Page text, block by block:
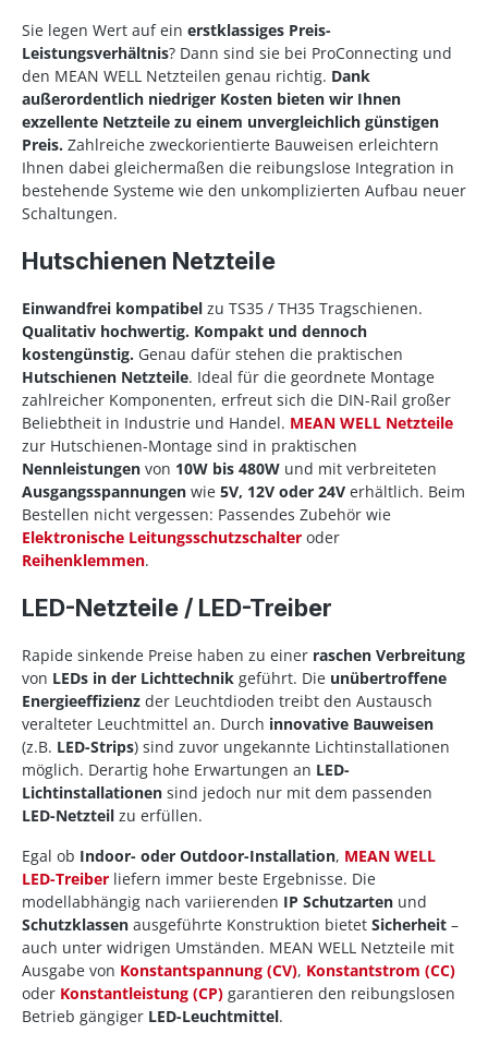
Sie legen Wert auf ein erstklassiges Preis-
Leistungsverhältnis? Dann sind sie bei ProConnecting und
den MEAN WELL Netzteilen genau richtig. Dank
außerordentlich niedriger Kosten bieten wir Ihnen
exzellente Netzteile zu einem unvergleichlich günstigen
Preis. Zahlreiche zweckorientierte Bauweisen erleichtern
Ihnen dabei gleichermaßen die reibungslose Integration in
bestehende Systeme wie den unkomplizierten Aufbau neuer
Schaltungen.
Hutschienen Netzteile
Einwandfrei kompatibel zu TS35 / TH35 Tragschienen.
Qualitativ hochwertig. Kompakt und dennoch
kostengünstig. Genau dafür stehen die praktischen
Hutschienen Netzteile. Ideal für die geordnete Montage
zahlreicher Komponenten, erfreut sich die DIN-Rail großer
Beliebtheit in Industrie und Handel. MEAN WELL Netzteile
zur Hutschienen-Montage sind in praktischen
Nennleistungen von 10W bis 480W und mit verbreiteten
Ausgangsspannungen wie 5V, 12V oder 24V erhältlich. Beim
Bestellen nicht vergessen: Passendes Zubehör wie
Elektronische Leitungsschutzschalter oder
Reihenklemmen.
LED-Netzteile / LED-Treiber
Rapide sinkende Preise haben zu einer raschen Verbreitung
von LEDs in der Lichttechnik geführt. Die unübertroffene
Energieeffizienz der Leuchtdioden treibt den Austausch
veralteter Leuchtmittel an. Durch innovative Bauweisen
(z.B. LED-Strips) sind zuvor ungekannte Lichtinstallationen
möglich. Derartig hohe Erwartungen an LED-
Lichtinstallationen sind jedoch nur mit dem passenden
LED-Netzteil zu erfüllen.
Egal ob Indoor- oder Outdoor-Installation, MEAN WELL
LED-Treiber liefern immer beste Ergebnisse. Die
modellabhängig nach variierenden IP Schutzarten und
Schutzklassen ausgeführte Konstruktion bietet Sicherheit –
auch unter widrigen Umständen. MEAN WELL Netzteile mit
Ausgabe von Konstantspannung (CV), Konstantstrom (CC)
oder Konstantleistung (CP) garantieren den reibungslosen
Betrieb gängiger LED-Leuchtmittel.